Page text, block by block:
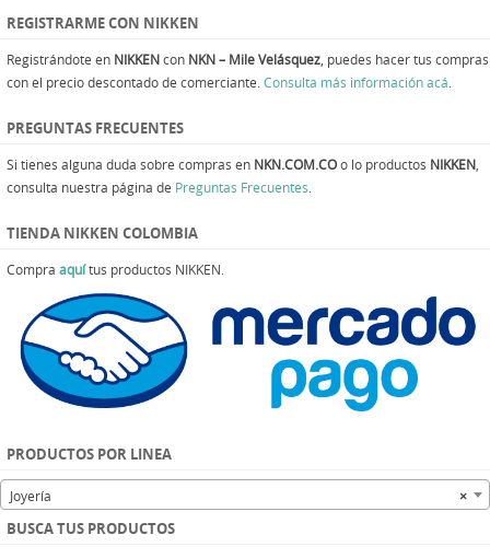
REGISTRARME CON NIKKEN
Registrándote en NIKKENcon NKN – Mile Velásquez , puedes hacer tus compras
con el precio descontado de comerciante. Consulta más información acá
PREGUNTAS FRECUENTES
Si tienes alguna duda sobre compras en NKN.COM.COo lo productos NIKKEN
consulta nuestra página de Preguntas Frecuentes
TIENDA NIKKEN COLOMBIA
Compra aquítus productos NIKKEN.
PRODUCTOS POR LINEA
×
Joyería
BUSCA TUS PRODUCTOS